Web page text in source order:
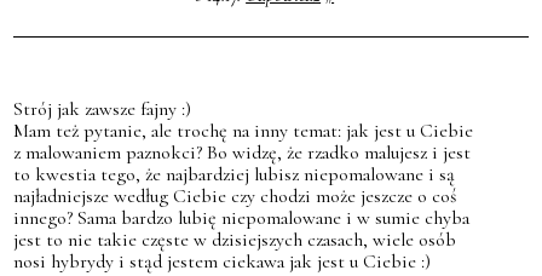
Strój jak zawsze fajny :)
Mam też pytanie, ale trochę na inny temat: jak jest u Ciebie
z malowaniem paznokci? Bo widzę, że rzadko malujesz i jest
to kwestia tego, że najbardziej lubisz niepomalowane i są
najładniejsze według Ciebie czy chodzi może jeszcze o coś
innego? Sama bardzo lubię niepomalowane i w sumie chyba
jest to nie takie częste w dzisiejszych czasach, wiele osób
nosi hybrydy i stąd jestem ciekawa jak jest u Ciebie :)